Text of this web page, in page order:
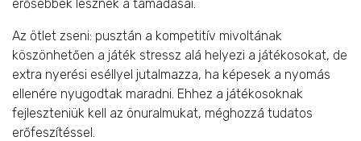
erősebbek lesznek a támadásai.
Az ötlet zseni: pusztán a kompetitív mivoltának
köszönhetően a játék stressz alá helyezi a játékosokat, de
extra nyerési eséllyel jutalmazza, ha képesek a nyomás
ellenére nyugodtak maradni. Ehhez a játékosoknak
fejleszteniük kell az önuralmukat, méghozzá tudatos
erőfeszítéssel.